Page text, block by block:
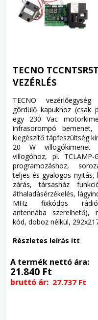
TECNO
VEZÉRLÉS
TECNO
gördülő kapukhoz (csak
egy 230 Vac
infrasorompó
kiegészítő tápfeszültség
20 W villogókimenet
villogóhoz, pl. TCLAMP-
programozáshoz,
teljes és gyalogos nyitás,
zárás, társasház
áthaladásérzékelés,
MHz fixkódos
antennába szerelhető),
kód, doboz nélkül,
Részletes leírás itt
A termék nettó ára:
21.840 Ft
bruttó ár: 27.737 Ft